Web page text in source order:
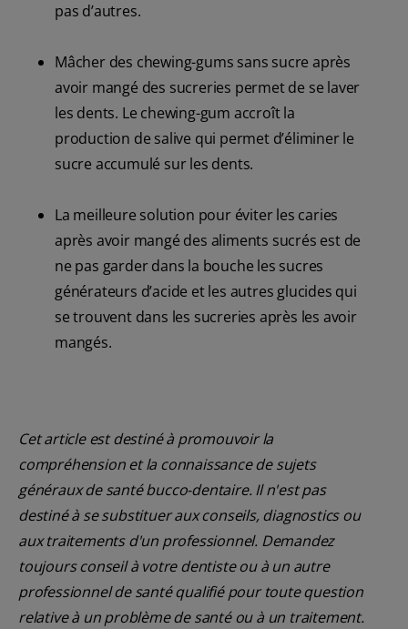
pas d’autres.
Mâcher des chewing-gums sans sucre après
avoir mangé des sucreries permet de se laver
les dents. Le chewing-gum accroît la
production de salive qui permet d’éliminer le
sucre accumulé sur les dents.
La meilleure solution pour éviter les caries
après avoir mangé des aliments sucrés est de
ne pas garder dans la bouche les sucres
générateurs d’acide et les autres glucides qui
se trouvent dans les sucreries après les avoir
mangés.
Cet article est destiné à promouvoir la
compréhension et la connaissance de sujets
généraux de santé bucco-dentaire. Il n'est pas
destiné à se substituer aux conseils, diagnostics ou
aux traitements d'un professionnel. Demandez
toujours conseil à votre dentiste ou à un autre
professionnel de santé qualifié pour toute question
relative à un problème de santé ou à un traitement.